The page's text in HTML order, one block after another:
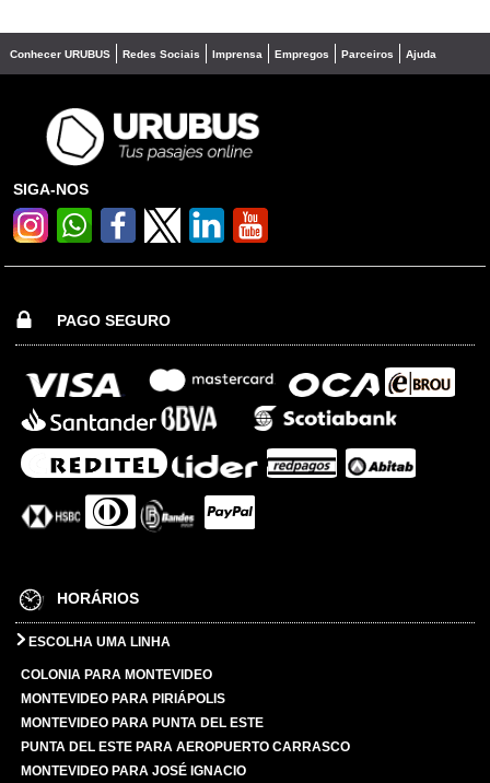
Conhecer URUBUS Redes Sociais Imprensa Empregos Parceiros Ajuda
SIGA-NOS
PAGO SEGURO
HORÁRIOS
ESCOLHA UMA LINHA
COLONIA PARA MONTEVIDEO
MONTEVIDEO PARA PIRIÁPOLIS
MONTEVIDEO PARA PUNTA DEL ESTE
PUNTA DEL ESTE PARA AEROPUERTO CARRASCO
MONTEVIDEO PARA JOSÉ IGNACIO